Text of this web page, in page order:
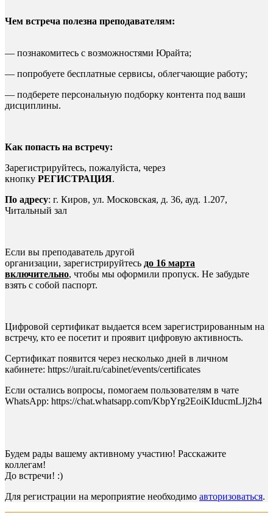
Чем встреча полезна преподавателям:
— познакомитесь с возможностями Юрайта;
— попробуете бесплатные сервисы, облегчающие работу;
— подберете персональную подборку контента под ваши
дисциплины.
Как попасть на встречу:
Зарегистрируйтесь, пожалуйста, через
кнопку РЕГИСТРАЦИЯ.
По адресу: г. Киров, ул. Московская, д. 36, ауд. 1.207,
Читальный зал
Если вы преподаватель другой
организации, зарегистрируйтесь до 16 марта
включительно, чтобы мы оформили пропуск. Не забудьте
взять с собой паспорт.
Цифровой сертификат выдается всем зарегистрированным на
встречу, кто ее посетит и проявит цифровую активность.
Сертификат появится через несколько дней в личном
кабинете: https://urait.ru/cabinet/events/certificates
Если остались вопросы, помогаем пользователям в чате
WhatsApp: https://chat.whatsapp.com/KbpYrg2EoiKIducmLJj2h4
Будем рады вашему активному участию! Расскажите
коллегам!
До встречи! :)
Для регистрации на мероприятие необходимо авторизоваться.